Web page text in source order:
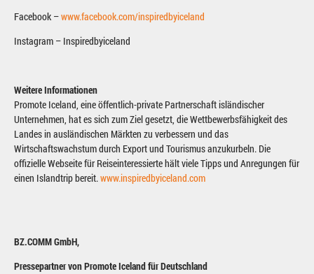
Facebook –www.facebook.com/inspiredbyiceland
Instagram – Inspiredbyiceland
Weitere Informationen
Promote Iceland, eine öffentlich-private Partnerschaft isländischer
Unternehmen, hat es sich zum Ziel gesetzt, die Wettbewerbsfähigkeit des
Landes in ausländischen Märkten zu verbessern und das
Wirtschaftswachstum durch Export und Tourismus anzukurbeln. Die
offizielle Webseite für Reiseinteressierte hält viele Tipps und Anregungen für
einen Islandtrip bereit.www.inspiredbyiceland.com
BZ.COMM GmbH,
Pressepartner von Promote Iceland für Deutschland